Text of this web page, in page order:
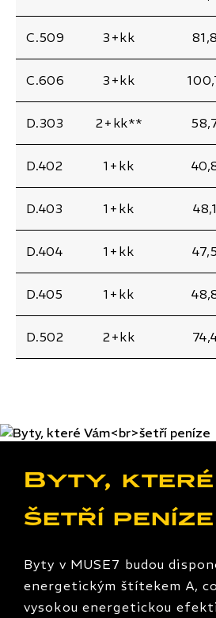
C.509 3+kk
C.606 3+kk
D.303 2+kk**
D.402 1+kk
D.403 1+kk
D.404 1+kk
D.405 1+kk
D.502 2+kk
Byty, které
šetří peníze
Byty v MUSE7 budou
energetickým štítekem A,
vysokou energetickou